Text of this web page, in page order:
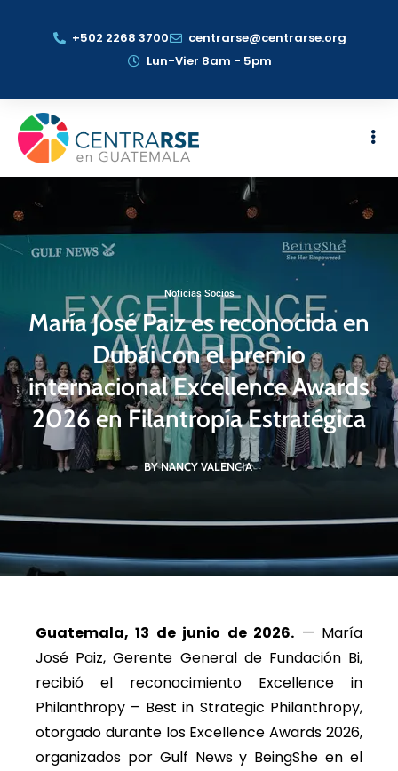
+502 2268 3700
centrarse@centrarse.org
Lun-Vier 8am - 5pm
Noticias Socios
María José Paiz es reconocida en
Dubái con el premio
internacional Excellence Awards
2026 en Filantropía Estratégica
BY NANCY VALENCIA
Guatemala, 13 de junio de 2026. — María
José Paiz, Gerente General de Fundación Bi,
recibió el reconocimiento Excellence in
Philanthropy – Best in Strategic Philanthropy,
otorgado durante los Excellence Awards 2026,
organizados por Gulf News y BeingShe en el